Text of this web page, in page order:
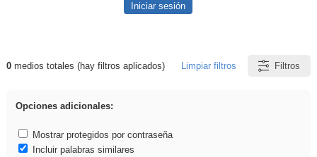
Iniciar sesión
Resultados de: Binnorie
0medios totales (hay filtros aplicados) Limpiar filtros Filtros
Opciones adicionales:
Mostrar protegidos por contraseña
Incluir palabras similares